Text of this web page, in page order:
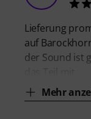
Lieferung
auf
der Sound ist
Mehr